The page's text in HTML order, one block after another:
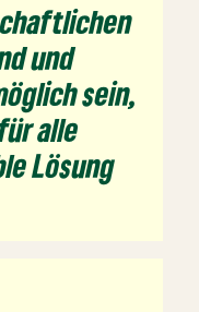
und
sein,
alle
Lösung